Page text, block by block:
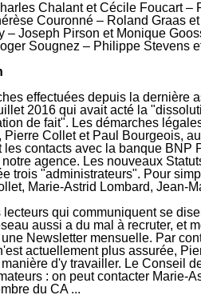
Chalant et Cécile Foucart –
Couronné – Roland Graas
– Joseph Pirson et Monique
Sougnez – Philippe Stevens
effectuées depuis la dernière
2016 qui avait acté la
de fait". Les démarches
Collet et Paul Bourgeois,
contacts avec la banque BNP
agence. Les nouveaux
trois "administrateurs". Pour
Marie-Astrid Lombard, Jean-
qui communiquent se
aussi a du mal à recruter, et
Newsletter mensuelle. Par
actuellement plus assurée,
d'y travailler. Le Conseil
: on peut contacter Marie-
du CA ...